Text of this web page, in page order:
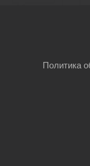
Политика